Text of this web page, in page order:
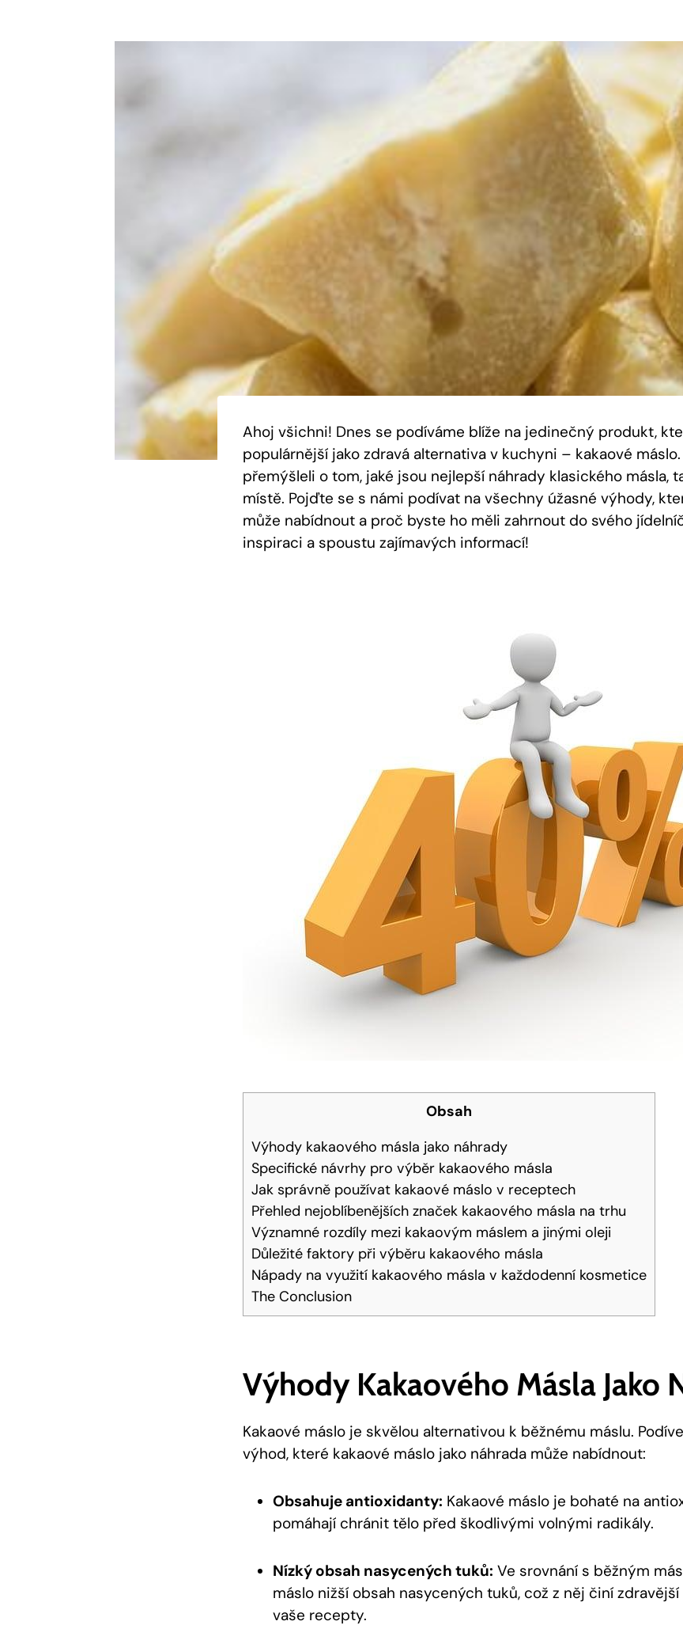
Ahoj všichni! Dnes se podíváme blíže na jedinečný produkt,
populárnější jako zdravá alternativa v kuchyni – kakaové
přemýšleli o tom, jaké jsou nejlepší náhrady klasického másla,
místě. Pojďte se s námi podívat na všechny úžasné výhody,
může nabídnout a proč byste ho měli zahrnout do svého
inspiraci a spoustu zajímavých informací!
Obsah
Výhody kakaového másla jako náhrady
Specifické návrhy pro výběr kakaového másla
Jak správně používat kakaové máslo v receptech
Přehled nejoblíbenějších značek kakaového másla na trhu
Významné rozdíly mezi kakaovým máslem a jinými oleji
Důležité faktory při výběru kakaového másla
Nápady na využití kakaového másla v každodenní kosmetice
The Conclusion
Výhody Kakaového Másla Jako
Kakaové máslo je skvělou alternativou k běžnému máslu.
výhod, které kakaové máslo jako náhrada může nabídnout:
Obsahuje antioxidanty: Kakaové máslo je bohaté na
pomáhají chránit tělo před škodlivými volnými radikály.
Nízký obsah nasycených tuků: Ve srovnání s běžným
máslo nižší obsah nasycených tuků, což z něj činí
vaše recepty.